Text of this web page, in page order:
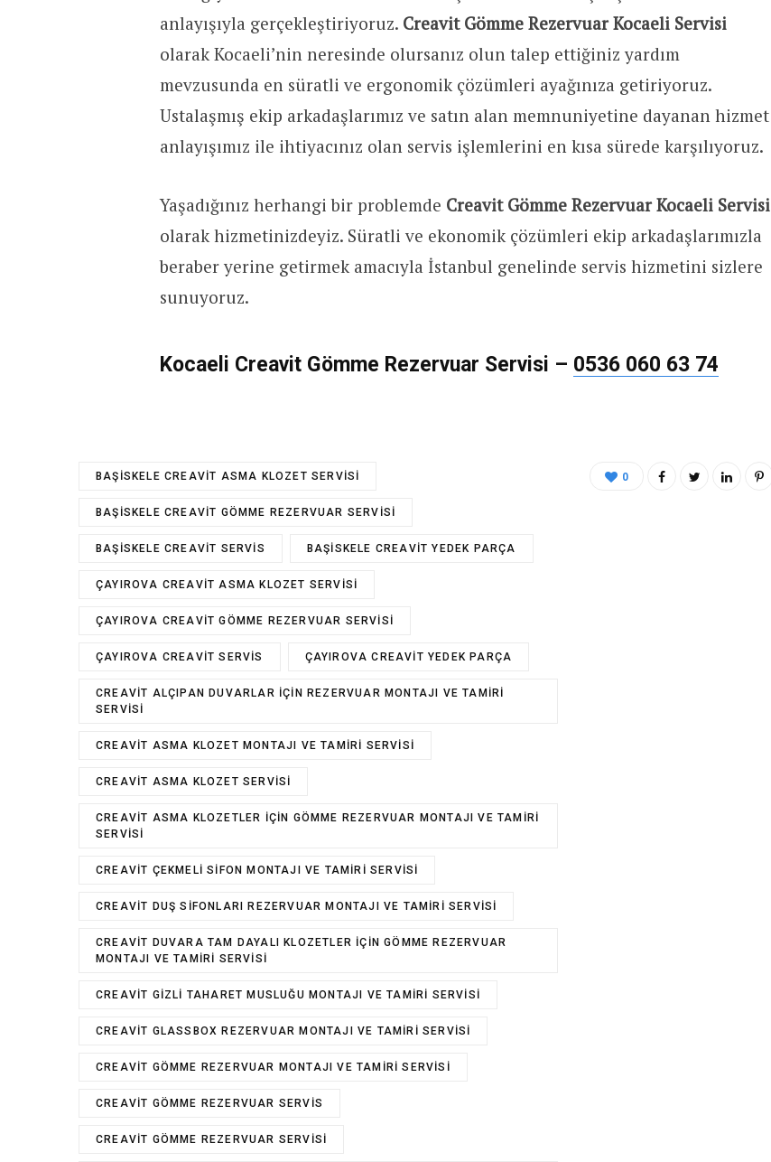
anlayışıyla gerçekleştiriyoruz. Creavit Gömme Rezervuar Kocaeli Servisi
olarak Kocaeli’nin neresinde olursanız olun talep ettiğiniz yardım
mevzusunda en süratli ve ergonomik çözümleri ayağınıza getiriyoruz.
Ustalaşmış ekip arkadaşlarımız ve satın alan memnuniyetine dayanan hizmet
anlayışımız ile ihtiyacınız olan servis işlemlerini en kısa sürede karşılıyoruz.
Yaşadığınız herhangi bir problemde Creavit Gömme Rezervuar Kocaeli Servisi
olarak hizmetinizdeyiz. Süratli ve ekonomik çözümleri ekip arkadaşlarımızla
beraber yerine getirmek amacıyla İstanbul genelinde servis hizmetini sizlere
sunuyoruz.
Kocaeli Creavit Gömme Rezervuar Servisi – 0536 060 63 74
BAŞISKELE CREAVIT ASMA KLOZET SERVISI
BAŞISKELE CREAVIT GÖMME REZERVUAR SERVISI
BAŞISKELE CREAVIT SERVIS BAŞISKELE CREAVIT YEDEK PARÇA
ÇAYIROVA CREAVIT ASMA KLOZET SERVISI
ÇAYIROVA CREAVIT GÖMME REZERVUAR SERVISI
ÇAYIROVA CREAVIT SERVIS ÇAYIROVA CREAVIT YEDEK PARÇA
CREAVIT ALÇIPAN DUVARLAR IÇIN REZERVUAR MONTAJI VE TAMIRI
SERVISI
CREAVIT ASMA KLOZET MONTAJI VE TAMIRI SERVISI
CREAVIT ASMA KLOZET SERVISI
CREAVIT ASMA KLOZETLER IÇIN GÖMME REZERVUAR MONTAJI VE TAMIRI
SERVISI
CREAVIT ÇEKMELI SIFON MONTAJI VE TAMIRI SERVISI
CREAVIT DUŞ SIFONLARI REZERVUAR MONTAJI VE TAMIRI SERVISI
CREAVIT DUVARA TAM DAYALI KLOZETLER IÇIN GÖMME REZERVUAR
MONTAJI VE TAMIRI SERVISI
CREAVIT GIZLI TAHARET MUSLUĞU MONTAJI VE TAMIRI SERVISI
CREAVIT GLASSBOX REZERVUAR MONTAJI VE TAMIRI SERVISI
CREAVIT GÖMME REZERVUAR MONTAJI VE TAMIRI SERVISI
CREAVIT GÖMME REZERVUAR SERVIS
CREAVIT GÖMME REZERVUAR SERVISI
0